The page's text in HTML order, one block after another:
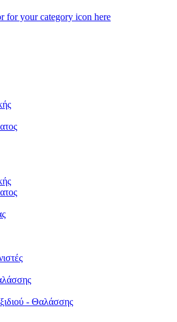
for your category icon here
- Θαλάσσης